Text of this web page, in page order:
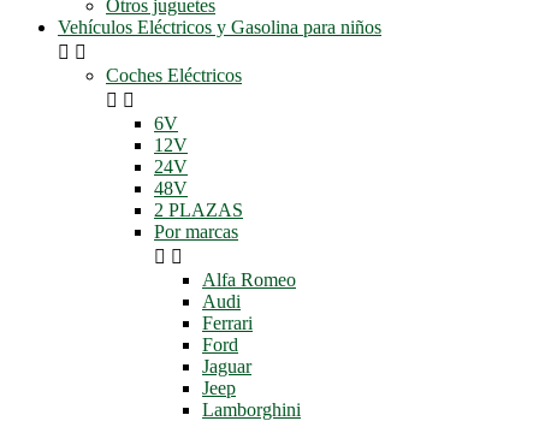
Otros juguetes
Vehículos Eléctricos y Gasolina para niños
 
Coches Eléctricos
 
6V
12V
24V
48V
2 PLAZAS
Por marcas
 
Alfa Romeo
Audi
Ferrari
Ford
Jaguar
Jeep
Lamborghini